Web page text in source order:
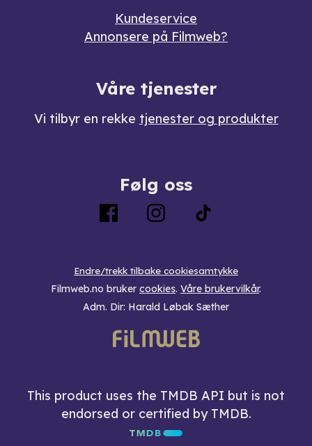
Kundeservice
Annonsere på Filmweb?
Våre tjenester
Vi tilbyr en rekke tjenester og produkter
Følg oss
Endre/trekk tilbake cookiesamtykke
Filmweb.no bruker cookies. Våre brukervilkår.
Adm. Dir: Harald Løbak Sæther
This product uses the TMDB API but is not
endorsed or certified by TMDB.